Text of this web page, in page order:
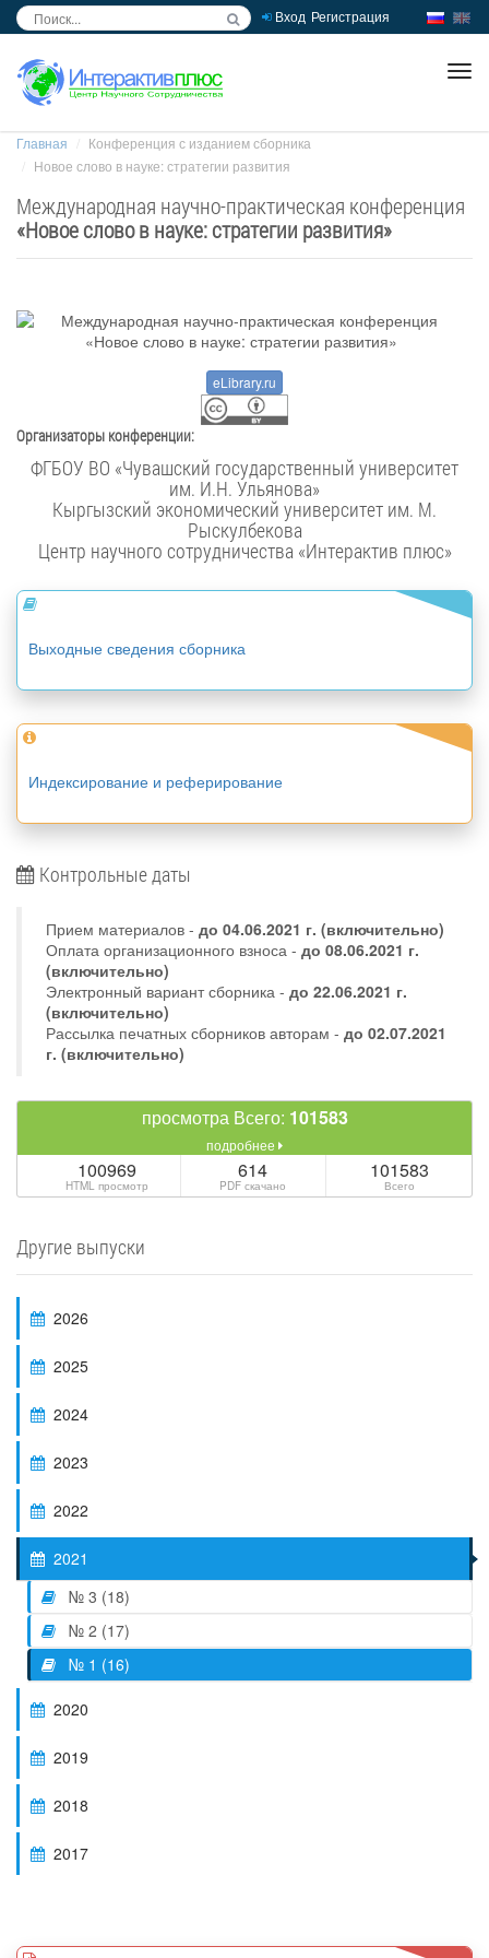
Вход Регистрация
Главная
Конференция с изданием сборника
Новое слово в науке: стратегии развития
Международная научно-практическая конференция
«Новое слово в науке: стратегии развития»
eLibrary.ru
Организаторы конференции:
ФГБОУ ВО «Чувашский государственный университет
им. И.Н. Ульянова»
Кыргызский экономический университет им. М.
Рыскулбекова
Центр научного сотрудничества «Интерактив плюс»
Выходные сведения сборника
Индексирование и реферирование
Контрольные даты
Прием материалов - до 04.06.2021 г. (включительно)
Оплата организационного взноса - до 08.06.2021 г.
(включительно)
Электронный вариант сборника - до 22.06.2021 г.
(включительно)
Рассылка печатных сборников авторам - до 02.07.2021
г. (включительно)
просмотра Всего: 101583
подробнее
100969
HTML просмотр
614
PDF скачано
101583
Всего
Другие выпуски
2026
2025
2024
2023
2022
2021
№ 3 (18)
№ 2 (17)
№ 1 (16)
2020
2019
2018
2017